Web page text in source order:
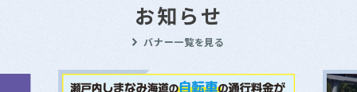
お知らせ
バナー一覧を見る